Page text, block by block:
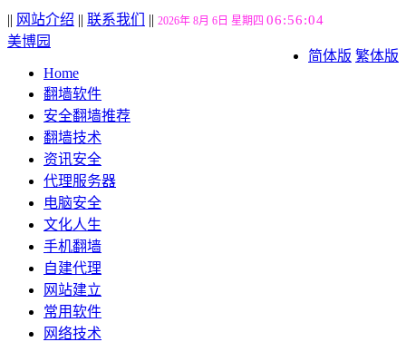
|| 网站介绍 || 联系我们 || 2026年 8月 6日 星期四 06:56:05
简体版 繁体版
美博园
Home
翻墙软件
安全翻墙推荐
翻墙技术
资讯安全
代理服务器
电脑安全
文化人生
手机翻墙
自建代理
网站建立
常用软件
网络技术